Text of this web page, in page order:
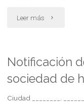
Leer más "Se
oficio
al
Notificación
sociedad de
Ciudad ________,